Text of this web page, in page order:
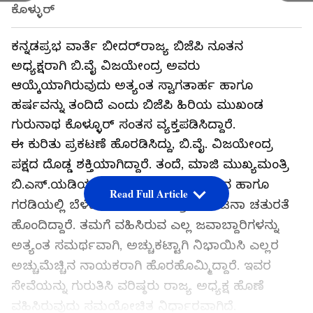
ಕೊಳ್ಳುರ್
ಕನ್ನಡಪ್ರಭ ವಾರ್ತೆ ಬೀದರ್‌ರಾಜ್ಯ ಬಿಜೆಪಿ ನೂತನ
ಅಧ್ಯಕ್ಷರಾಗಿ ಬಿ.ವೈ ವಿಜಯೇಂದ್ರ ಅವರು
ಆಯ್ಕೆಯಾಗಿರುವುದು ಅತ್ಯಂತ ಸ್ವಾಗತಾರ್ಹ ಹಾಗೂ
ಹರ್ಷವನ್ನು ತಂದಿದೆ ಎಂದು ಬಿಜೆಪಿ ಹಿರಿಯ ಮುಖಂಡ
ಗುರುನಾಥ ಕೊಳ್ಳೂರ್ ಸಂತಸ ವ್ಯಕ್ತಪಡಿಸಿದ್ದಾರೆ.
ಈ ಕುರಿತು ಪ್ರಕಟಣೆ ಹೊರಡಿಸಿದ್ದು, ಬಿ.ವೈ. ವಿಜಯೇಂದ್ರ
ಪಕ್ಷದ ದೊಡ್ಡ ಶಕ್ತಿಯಾಗಿದ್ದಾರೆ. ತಂದೆ, ಮಾಜಿ ಮುಖ್ಯಮಂತ್ರಿ
ಬಿ.ಎಸ್.ಯಡಿಯೂರಪ್ಪ ಅವರ ಮಾರ್ಗದರ್ಶನ ಹಾಗೂ
ಗರಡಿಯಲ್ಲಿ ಬೆಳೆದಿರುವ ವಿಜಯೇಂದ್ರ ಸಂಘಟನಾ ಚತುರತೆ
ಹೊಂದಿದ್ದಾರೆ. ತಮಗೆ ವಹಿಸಿರುವ ಎಲ್ಲ ಜವಾಬ್ದಾರಿಗಳನ್ನು
ಅತ್ಯಂತ ಸಮರ್ಥವಾಗಿ, ಅಚ್ಚುಕಟ್ಟಾಗಿ ನಿಭಾಯಿಸಿ ಎಲ್ಲರ
ಅಚ್ಚುಮೆಚ್ಚಿನ ನಾಯಕರಾಗಿ ಹೊರಹೊಮ್ಮಿದ್ದಾರೆ. ಇವರ
ಸೇವೆಯನ್ನು ಗುರುತಿಸಿ ವರಿಷ್ಠರು ರಾಜ್ಯ ಅಧ್ಯಕ್ಷ ಹೊಣೆ
ವಹಿಸಿರುವುದು ಸಮಯೋಚಿತ ನಿರ್ಧಾರವಾಗಿದೆ.
Read Full Article